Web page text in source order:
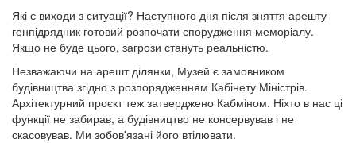
Які є виходи з ситуації? Наступного дня після зняття арешту
генпідрядник готовий розпочати спорудження меморіалу.
Якщо не буде цього, загрози стануть реальністю.
Незважаючи на арешт ділянки, Музей є замовником
будівництва згідно з розпорядженням Кабінету Міністрів.
Архітектурний проєкт теж затверджено Кабміном. Ніхто в нас ці
функції не забирав, а будівництво не консервував і не
скасовував. Ми зобов'язані його втілювати.